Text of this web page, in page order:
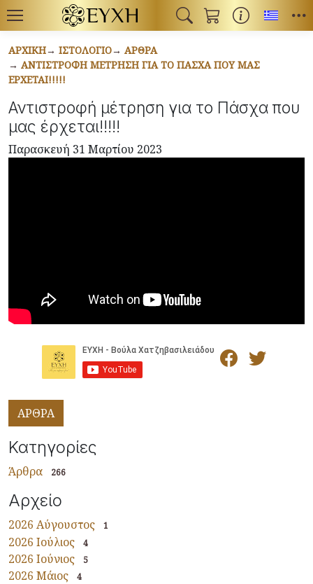
ΑΡΧΙΚΉ ΙΣΤΟΛΌΓΙΟ
ΆΡΘΡΑ
ΑΝΤΙΣΤΡΟΦΉ ΜΈΤΡΗΣΗ ΓΙΑ ΤΟ ΠΆΣΧΑ ΠΟΥ ΜΑΣ
ΈΡΧΕΤΑΙ!!!!!
Αντιστροφή μέτρηση για το Πάσχα που
μας έρχεται!!!!!
Παρασκευή 31 Μαρτίου 2023
ΑΡΘΡΑ
Κατηγορίες
Άρθρα 266
Αρχείο
2026 Αύγουστος 1
2026 Ιούλιος 4
2026 Ιούνιος 5
2026 Μάιος 4